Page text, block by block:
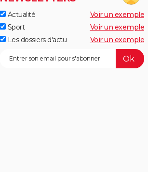
Actualité
Voir un exemple
Sport
Voir un exemple
Les dossiers d'actu
Voir un exemple